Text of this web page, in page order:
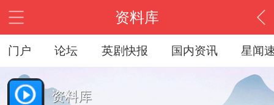
资料库
门户 论坛 英剧快报 国内资讯 星闻
资料库